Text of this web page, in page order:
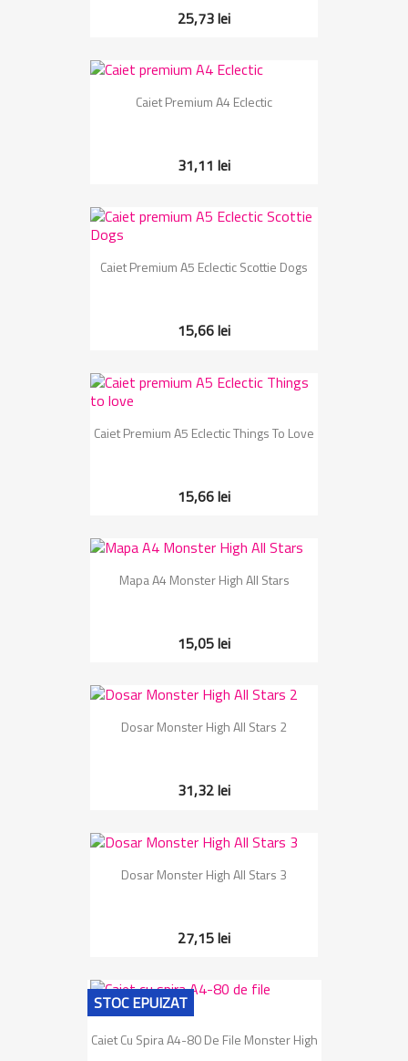
25,73 lei
Caiet Premium A4 Eclectic
31,11 lei
Caiet Premium A5 Eclectic Scottie Dogs
15,66 lei
Caiet Premium A5 Eclectic Things To Love
15,66 lei
Mapa A4 Monster High All Stars
15,05 lei
Dosar Monster High All Stars 2
31,32 lei
Dosar Monster High All Stars 3
27,15 lei
Caiet Cu Spira A4-80 De File Monster High
STOC EPUIZAT